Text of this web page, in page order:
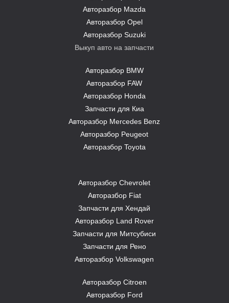
Авторазбор Mazda
Авторазбор Opel
Авторазбор Suzuki
Выкуп авто на запчасти
Авторазбор BMW
Авторазбор FAW
Авторазбор Honda
Запчасти для Киа
Авторазбор Mercedes Benz
Авторазбор Peugeot
Авторазбор Toyota
Авторазбор Chevrolet
Авторазбор Fiat
Запчасти для Хендай
Авторазбор Land Rover
Запчасти для Митсубиси
Запчасти для Рено
Авторазбор Volkswagen
Авторазбор Citroen
Авторазбор Ford